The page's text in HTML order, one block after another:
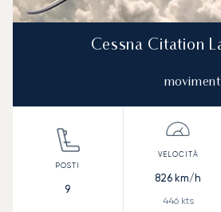
Cessna Citation
9
826 km/h
446kts